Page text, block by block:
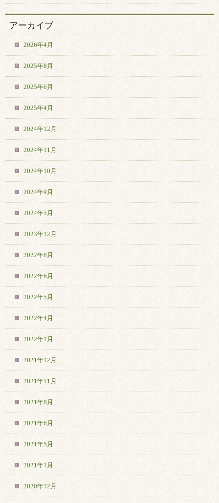
アーカイブ
2026年4月
2025年8月
2025年6月
2025年4月
2024年12月
2024年11月
2024年10月
2024年9月
2024年5月
2023年12月
2022年8月
2022年6月
2022年5月
2022年4月
2022年1月
2021年12月
2021年11月
2021年8月
2021年6月
2021年5月
2021年1月
2020年12月